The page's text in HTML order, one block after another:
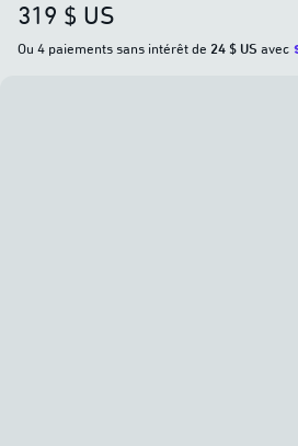
319 $ US
Ou 4 paiements sans intérêt de 24 $ US avec